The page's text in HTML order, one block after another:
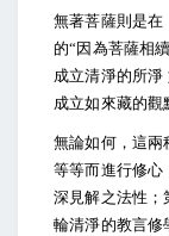
無著菩薩則是在
的“因為菩薩相
成立清淨的所淨
成立如來藏的觀
無論如何，這兩
等等而進行修心
深見解之法性；
輪清淨的教言修